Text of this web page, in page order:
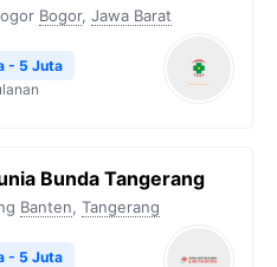
Bogor, Jawa Barat
- 5 Juta
Bunda Tangerang
Banten, Tangerang
- 5 Juta